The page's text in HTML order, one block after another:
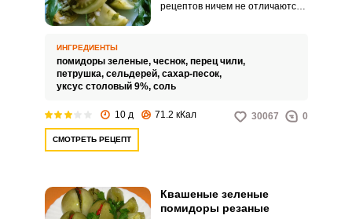
рецептов ничем не отличаются
ИНГРЕДИЕНТЫ
помидоры зеленые, чеснок, перец чили,
петрушка, сельдерей, сахар-песок,
уксус столовый 9%, соль
10 д 71.2 кКал 30067 0
СМОТРЕТЬ РЕЦЕПТ
Квашеные зеленые
помидоры резаные